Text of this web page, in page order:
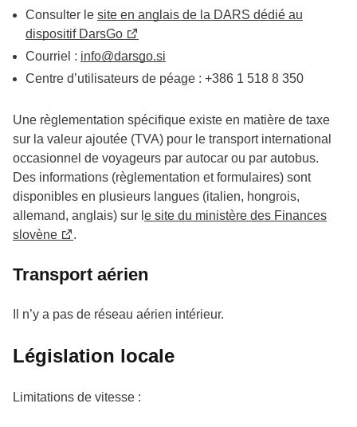
Consulter le site en anglais de la DARS dédié au
dispositif DarsGo
Courriel : info@darsgo.si
Centre d’utilisateurs de péage : +386 1 518 8 350
Une règlementation spécifique existe en matière de taxe
sur la valeur ajoutée (TVA) pour le transport international
occasionnel de voyageurs par autocar ou par autobus.
Des informations (règlementation et formulaires) sont
disponibles en plusieurs langues (italien, hongrois,
allemand, anglais) sur l e site du ministère des Finances
slovène
.
Transport aérien
Il n’y a pas de réseau aérien intérieur.
Législation locale
Limitations de vitesse :